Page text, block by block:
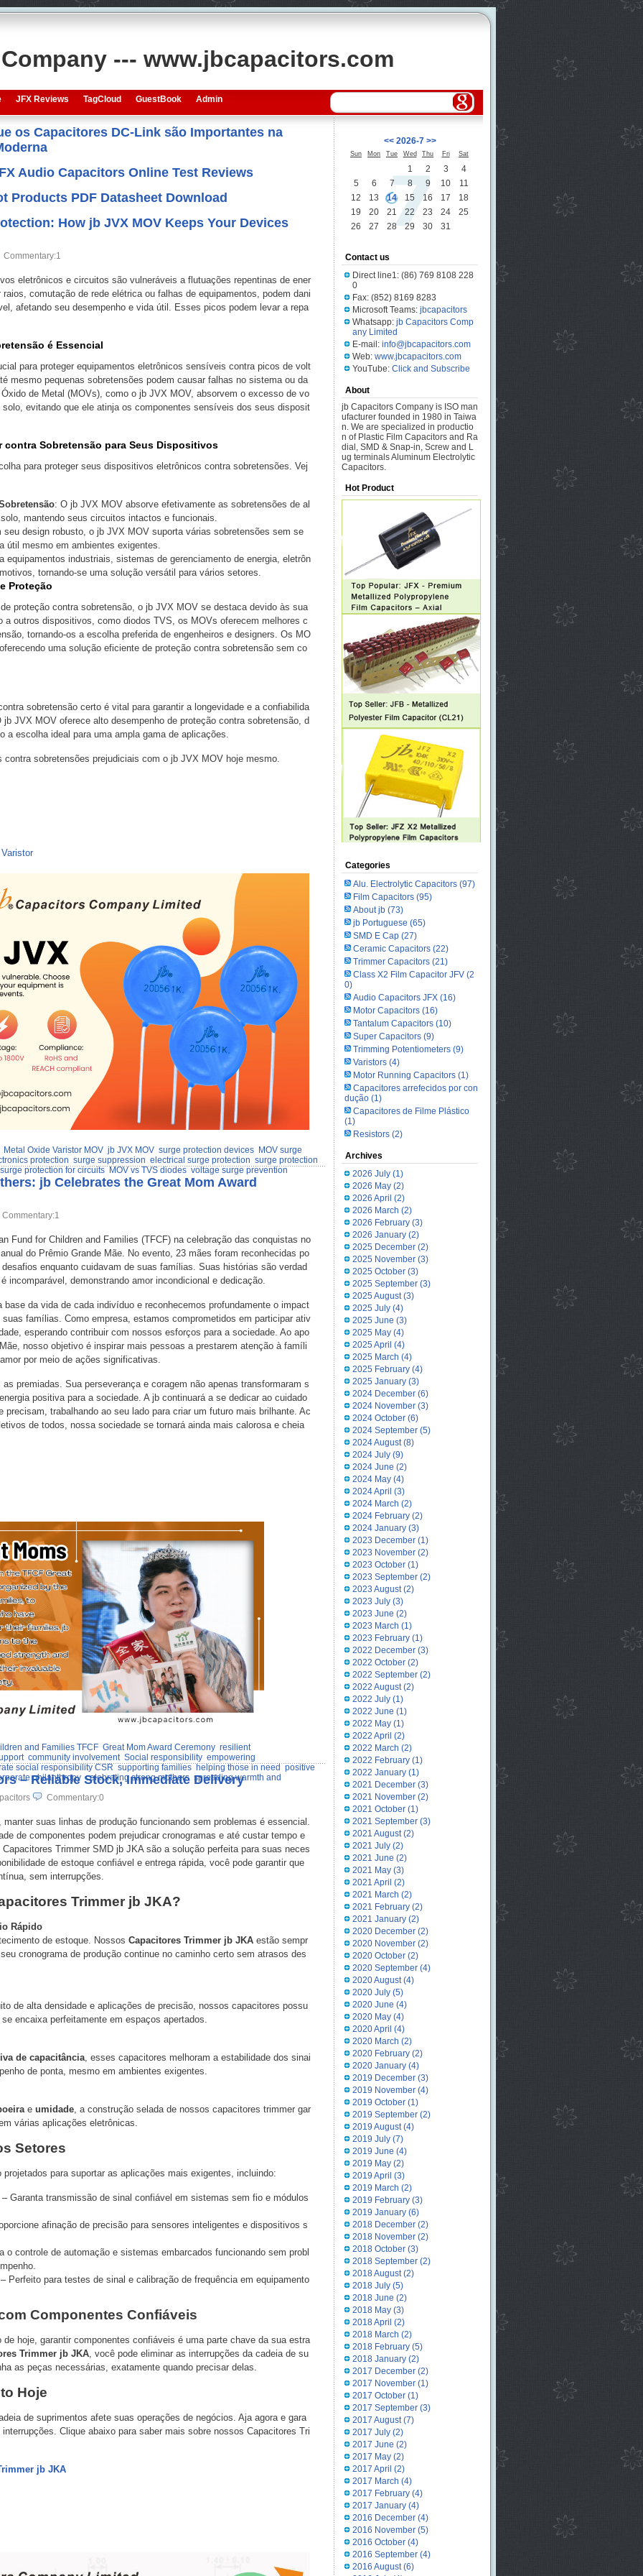
--- www.jbcapacitors.com
JFX Reviews TagCloud GuestBook Admin
os Capacitores DC-Link são Importantes na
Audio Capacitors Online Test Reviews
Products PDF Datasheet Download
How jb JVX MOV Keeps Your Devices
Commentary:1
eletrônicos e circuitos são vulneráveis a flutuações repentinas de ener
comutação de rede elétrica ou falhas de equipamentos, podem dani
afetando seu desempenho e vida útil. Esses picos podem levar a repa
é Essencial
para proteger equipamentos eletrônicos sensíveis contra picos de volt
mesmo pequenas sobretensões podem causar falhas no sistema ou da
de Metal (MOVs), como o jb JVX MOV, absorvem o excesso de vo
solo, evitando que ele atinja os componentes sensíveis dos seus disposit
contra Sobretensão para Seus Dispositivos
para proteger seus dispositivos eletrônicos contra sobretensões. Vej
: O jb JVX MOV absorve efetivamente as sobretensões de al
mantendo seus circuitos intactos e funcionais.
seu design robusto, o jb JVX MOV suporta várias sobretensões sem se
útil mesmo em ambientes exigentes.
equipamentos industriais, sistemas de gerenciamento de energia, eletrôn
tornando-se uma solução versátil para vários setores.
Proteção
proteção contra sobretensão, o jb JVX MOV se destaca devido às sua
a outros dispositivos, como diodos TVS, os MOVs oferecem melhores c
tornando-os a escolha preferida de engenheiros e designers. Os MO
uma solução eficiente de proteção contra sobretensão sem co
sobretensão certo é vital para garantir a longevidade e a confiabilida
JVX MOV oferece alto desempenho de proteção contra sobretensão, d
a escolha ideal para uma ampla gama de aplicações.
sobretensões prejudiciais com o jb JVX MOV hoje mesmo.
Metal Oxide Varistor MOV jb JVX MOV surge protection devices
MOV surge
protection surge suppression electrical surge protection surge protection
surge protection for circuits MOV vs TVS diodes voltage surge prevention
jb Celebrates the Great Mom Award
Commentary:1
Fund for Children and Families (TFCF) na celebração das conquistas no
do Prêmio Grande Mãe. No evento, 23 mães foram reconhecidas po
enquanto cuidavam de suas famílias. Suas histórias são verdad
incomparável, demonstrando amor incondicional e dedicação.
base da vida de cada indivíduo e reconhecemos profundamente o impact
famílias. Como empresa, estamos comprometidos em participar ativ
esperando contribuir com nossos esforços para a sociedade. Ao apo
nosso objetivo é inspirar mais pessoas a prestarem atenção à famíli
por meio de ações significativas.
premiadas. Sua perseverança e coragem não apenas transformaram s
positiva para a sociedade. A jb continuará a se dedicar ao cuidado
precisam, trabalhando ao seu lado para criar um futuro mais brilhante. Ac
de todos, nossa sociedade se tornará ainda mais calorosa e cheia
and Families TFCF Great Mom Award Ceremony resilient
community involvement Social responsibility empowering
social responsibility CSR supporting families helping those in need positive
philanthropy celebrating strong mothers spreading warmth and
– Reliable Stock, Immediate Delivery
Commentary:0
suas linhas de produção funcionando sem problemas é essencial.
de componentes podem prejudicar cronogramas e até custar tempo e
Trimmer SMD jb JKA são a solução perfeita para suas neces
de estoque confiável e entrega rápida, você pode garantir que
sem interrupções.
Trimmer jb JKA?
Rápido
de estoque. Nossos Capacitores Trimmer jb JKAestão sempr
cronograma de produção continue no caminho certo sem atrasos des
de alta densidade e aplicações de precisão, nossos capacitores possu
encaixa perfeitamente em espaços apertados.
de capacitância, esses capacitores melhoram a estabilidade dos sinai
de ponta, mesmo em ambientes exigentes.
e umidade, a construção selada de nossos capacitores trimmer gar
várias aplicações eletrônicas.
Setores
para suportar as aplicações mais exigentes, incluindo:
Garanta transmissão de sinal confiável em sistemas sem fio e módulos
afinação de precisão para sensores inteligentes e dispositivos s
o controle de automação e sistemas embarcados funcionando sem probl
Perfeito para testes de sinal e calibração de frequência em equipamento
Componentes Confiáveis
hoje, garantir componentes confiáveis é uma parte chave da sua estra
Trimmer jb JKA, você pode eliminar as interrupções da cadeia de su
as peças necessárias, exatamente quando precisar delas.
Hoje
de suprimentos afete suas operações de negócios. Aja agora e gara
Clique abaixo para saber mais sobre nossos Capacitores Tri
jb JKA
<< 2026-7 >>
Sun Mon Tue Wed Thu Fri Sat
1 2 3
4
5
6 7 8 9 10
11
12
13 14 15 16 17
18
19
20 21 22 23 24
25
26
27 28 29 30 31
Contact us
Direct line1: (86) 769 8108 228
0
Fax: (852) 8169 8283
Microsoft Teams: jbcapacitors
Whatsapp: jb Capacitors Comp
any Limited
E-mail: info@jbcapacitors.com
Web: www.jbcapacitors.com
YouTube: Click and Subscribe
About
jb Capacitors Company is ISO man
ufacturer founded in 1980 in Taiwa
n. We are specialized in productio
n of Plastic Film Capacitors and Ra
dial, SMD & Snap-in, Screw and L
ug terminals Aluminum Electrolytic
Capacitors.
Hot Product
Categories
Alu. Electrolytic Capacitors(97)
Film Capacitors(95)
About jb(73)
jb Portuguese (65)
SMD E Cap(27)
Ceramic Capacitors(22)
Trimmer Capacitors(21)
Class X2 Film Capacitor JFV(2
0)
Audio Capacitors JFX(16)
Motor Capacitors (16)
Tantalum Capacitors(10)
Super Capacitors(9)
Trimming Potentiometers(9)
Varistors(4)
Motor Running Capacitors(1)
Capacitores arrefecidos por con
dução(1)
Capacitores de Filme Plástico
(1)
Resistors(2)
Archives
2026 July(1)
2026 May(2)
2026 April (2)
2026 March (2)
2026 February(3)
2026 January(2)
2025 December(2)
2025 November(3)
2025 October(3)
2025 September(3)
2025 August(3)
2025 July(4)
2025 June (3)
2025 May(4)
2025 April (4)
2025 March (4)
2025 February(4)
2025 January(3)
2024 December(6)
2024 November(3)
2024 October(6)
2024 September(5)
2024 August(8)
2024 July(9)
2024 June (2)
2024 May(4)
2024 April (3)
2024 March (2)
2024 February(2)
2024 January(3)
2023 December(1)
2023 November(2)
2023 October(1)
2023 September(2)
2023 August(2)
2023 July(3)
2023 June (2)
2023 March (1)
2023 February(1)
2022 December(3)
2022 October(2)
2022 September(2)
2022 August(2)
2022 July(1)
2022 June (1)
2022 May(1)
2022 April (2)
2022 March (2)
2022 February(1)
2022 January(1)
2021 December(3)
2021 November(2)
2021 October(1)
2021 September(3)
2021 August(2)
2021 July(2)
2021 June (2)
2021 May(3)
2021 April (2)
2021 March (2)
2021 February(2)
2021 January(2)
2020 December(2)
2020 November(2)
2020 October(2)
2020 September(4)
2020 August(4)
2020 July(5)
2020 June (4)
2020 May(4)
2020 April (4)
2020 March (2)
2020 February(2)
2020 January(4)
2019 December(3)
2019 November(4)
2019 October(1)
2019 September(2)
2019 August(4)
2019 July(7)
2019 June (4)
2019 May(2)
2019 April (3)
2019 March (2)
2019 February(3)
2019 January(6)
2018 December(2)
2018 November(2)
2018 October(3)
2018 September(2)
2018 August(2)
2018 July(5)
2018 June (2)
2018 May(3)
2018 April (2)
2018 March (2)
2018 February(5)
2018 January(2)
2017 December(2)
2017 November(1)
2017 October(1)
2017 September(3)
2017 August(7)
2017 July(2)
2017 June (2)
2017 May(2)
2017 April (2)
2017 March (4)
2017 February(4)
2017 January(4)
2016 December(4)
2016 November(5)
2016 October(4)
2016 September(4)
2016 August(6)